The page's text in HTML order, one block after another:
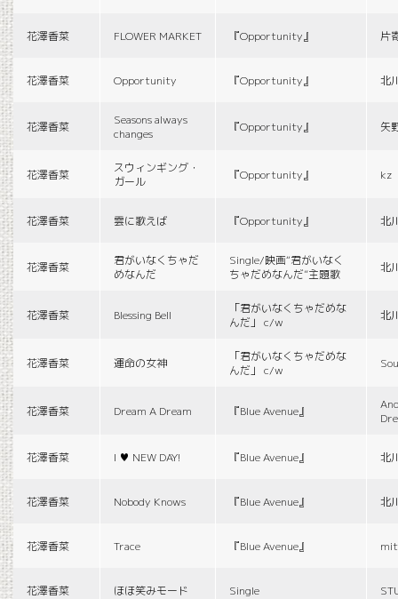
花澤香菜 FLOWER MARKET 『Opportunity』 片
花澤香菜 Opportunity 『Opportunity』 北
花澤香菜
Seasons always
changes
『Opportunity』 矢
花澤香菜
スウィンギング・
ガール
『Opportunity』 kz
花澤香菜 雲に歌えば 『Opportunity』 北
花澤香菜
君がいなくちゃだ
めなんだ
Single/映画“君がいなく
ちゃだめなんだ”主題歌
北
花澤香菜 Blessing Bell
「君がいなくちゃだめな
んだ」 c/w
北
花澤香菜 運命の女神
「君がいなくちゃだめな
んだ」 c/w
花澤香菜 Dream A Dream 『Blue Avenue』
花澤香菜 I ♥ NEW DAY! 『Blue Avenue』 北
花澤香菜 Nobody Knows 『Blue Avenue』 北
花澤香菜 Trace 『Blue Avenue』
花澤香菜 ほほ笑みモード Single